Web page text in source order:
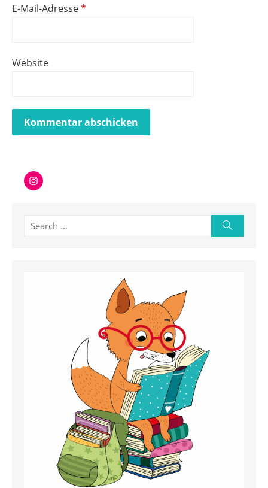
E-Mail-Adresse*
Website
Instagram
Search